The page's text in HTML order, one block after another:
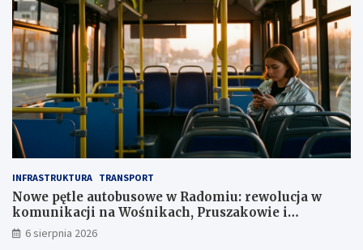
INFRASTRUKTURA TRANSPORT
Nowe pętle autobusowe w Radomiu: rewolucja w
komunikacji na Wośnikach, Pruszakowie i
Zamłyniu
6 sierpnia 2026